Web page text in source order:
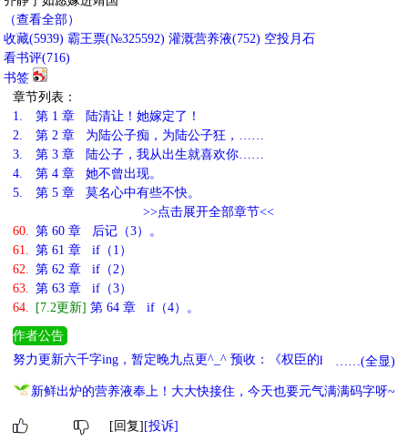
（查看全部）
收藏(5939) 霸王票(№325592) 灌溉营养液(752) 空投月石
看书评(716)
书签
章节列表：
1.
第 1 章 陆清让！她嫁定了！
2.
第 2 章 为陆公子痴，为陆公子狂，……
3.
第 3 章 陆公子，我从出生就喜欢你……
4.
第 4 章 她不曾出现。
5.
第 5 章 莫名心中有些不快。
>>点击展开全部章节<<
60. 第 60 章 后记（3）。
61. 第 61 章 if（1）
62. 第 62 章 if（2）
63. 第 63 章 if（3）
64.
[7.2更新] 第 64 章 if（4）。
作者公告
努力更新六千字ing，暂定晚九点更^_^ 预收：《权臣的白月光亡妻
竟是我自己》《笨蛋美人钓鱼，愿者上钩》《皇后她心里没朕》都是
小甜文^_^ 更多完结文：《雪霁春明》《求神不如求我》《与娇娇》
《和暴君一起的日子》戳专栏可加载更多^o^
……(全显)
新鲜出炉的营养液奉上！大大快接住，今天也要元气满满码字呀~
[回复] [投诉]